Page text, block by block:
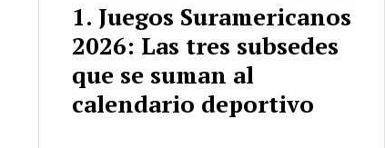
Juegos Suramericanos
2026: Las tres subsedes
que se suman al
calendario deportivo